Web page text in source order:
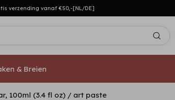
verzending vanaf €50,-[NL/DE]
& Breien
100ml (3.4 fl oz) / art paste